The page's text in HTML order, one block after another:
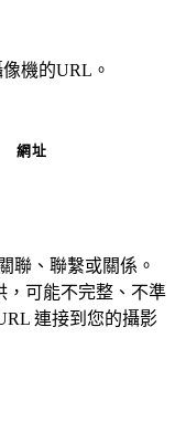
機的URL。
網址
聯、聯繫或關係。
，可能不完整、不準
連接到您的攝影